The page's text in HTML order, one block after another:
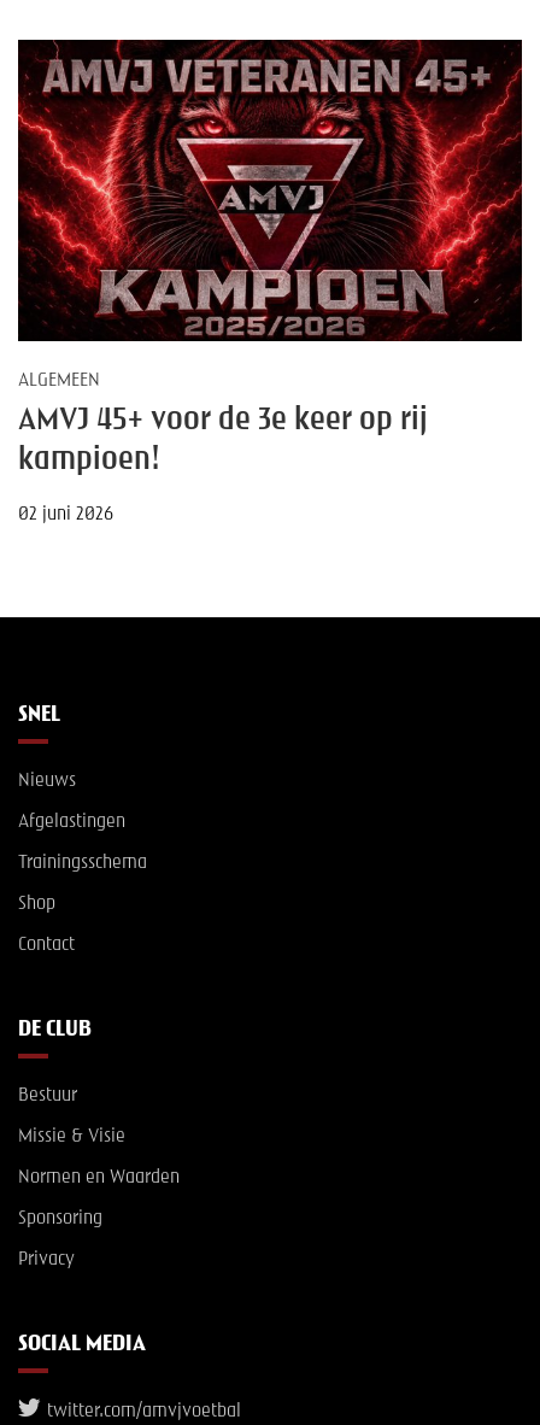
ALGEMEEN
AMVJ 45+ voor de 3e keer op rij
kampioen!
02 juni 2026
SNEL
Nieuws
Afgelastingen
Trainingsschema
Shop
Contact
DE CLUB
Bestuur
Missie & Visie
Normen en Waarden
Sponsoring
Privacy
SOCIAL MEDIA
twitter.com/amvjvoetbal